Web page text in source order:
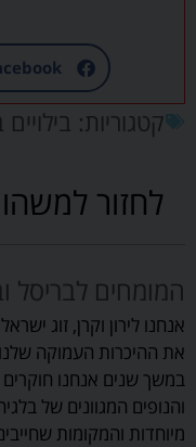
קטגוריות:
לחזור
המומחים לבריסל
אנחנו לירון וקרן, זוג
את ההיכרות העמוקה
במשך שנים אנחנו
והנופים המגוונים של
מיוחדות והמקומות